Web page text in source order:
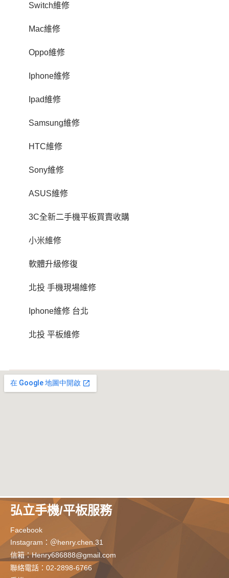
Switch維修
Mac維修
Oppo維修
Iphone維修
Ipad維修
Samsung維修
HTC維修
Sony維修
ASUS維修
3C全新二手機平板買賣收購
小米維修
軟體升級修復
北投 手機現場維修
Iphone維修 台北
北投 平板維修
弘立手機/平板服務
Facebook
Instagram：＠henry.chen.31
信箱：Henry686888@gmail.com
聯絡電話：02-2898-6766